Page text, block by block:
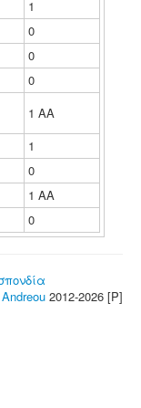
1
0
0
0
1 ΑΑ
1
0
1 ΑΑ
0
2012-2026 [P]